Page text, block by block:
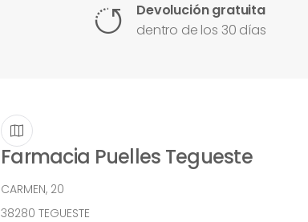
Devolución gratuita
dentro de los 30 días
Farmacia Puelles Tegueste
CARMEN, 20
38280 TEGUESTE